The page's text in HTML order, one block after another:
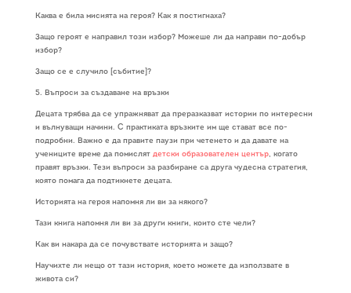
Каква е била мисията на героя? Как я постигнаха?
Защо героят е направил този избор? Можеше ли да направи по-добър
избор?
Защо се е случило [събитие]?
5. Въпроси за създаване на връзки
Децата трябва да се упражняват да преразказват истории по интересни
и вълнуващи начини. С практиката връзките им ще стават все по-
подробни. Важно е да правите паузи при четенето и да давате на
учениците време да помислят детски образователен център, когато
правят връзки. Тези въпроси за разбиране са друга чудесна стратегия,
която помага да подтикнете децата.
Историята на героя напомня ли ви за някого?
Тази книга напомня ли ви за други книги, които сте чели?
Как ви накара да се почувствате историята и защо?
Научихте ли нещо от тази история, което можете да използвате в
живота си?